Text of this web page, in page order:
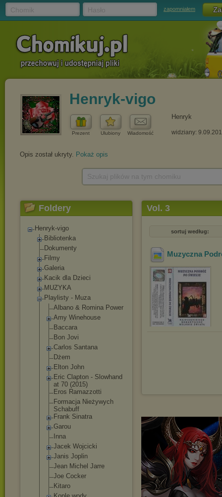
zapomniałem
Henryk-vigo
Prezent Ulubiony Wiadomość
Henryk
widziany:
Opis został ukryty. Pokaż opis
Foldery
Henryk-vigo
Bibliotenka
Dokumenty
Filmy
Galeria
Kacik dla Dzieci
MUZYKA
Playlisty - Muza
Albano & Romina Power
Amy Winehouse
Baccara
Bon Jovi
Carlos Santana
Dżem
Elton John
Eric Clapton - Slowhand
at 70 (2015)
Eros Ramazzotti
Formacja Nieżywych
Schabuff
Frank Sinatra
Garou
Inna
Jacek Wojcicki
Janis Joplin
Jean Michel Jarre
Joe Cocker
Kitaro
Vol. 3
sortuj według:
Muzyczna